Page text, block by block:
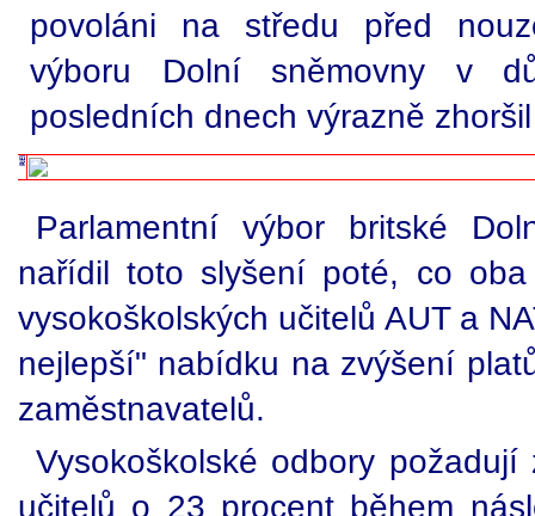
povoláni na středu před
výboru Dolní sněmovny v
posledních dnech výrazně
Parlamentní výbor britské
nařídil toto slyšení poté, co
vysokoškolských učitelů AUT a
nejlepší" nabídku na zvýšení
zaměstnavatelů.
Vysokoškolské odbory
učitelů o 23 procent během